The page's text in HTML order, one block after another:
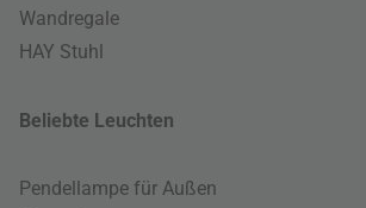
Wandregale
HAY Stuhl
Beliebte Leuchten
Pendellampe für Außen